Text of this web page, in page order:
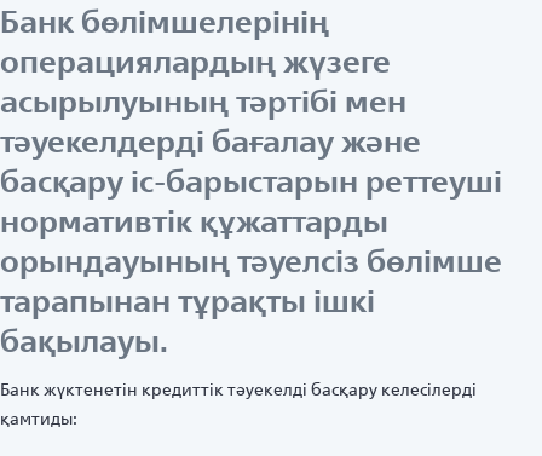
Банк бөлімшелерінің
операциялардың жүзеге
асырылуының тәртібі мен
тәуекелдерді бағалау және
басқару іс-барыстарын реттеуші
нормативтік құжаттарды
орындауының тәуелсіз бөлімше
тарапынан тұрақты ішкі
бақылауы.
Банк жүктенетін кредиттік тәуекелді басқару келесілерді
қамтиды: